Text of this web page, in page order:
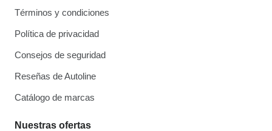
Términos y condiciones
Política de privacidad
Consejos de seguridad
Reseñas de Autoline
Catálogo de marcas
Nuestras ofertas